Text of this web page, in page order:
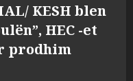
KESH blen
HEC -et
prodhim